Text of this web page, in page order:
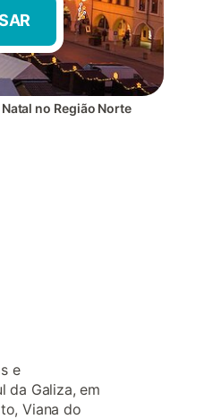
Natal no Região Norte
e
da Galiza, em
Viana do